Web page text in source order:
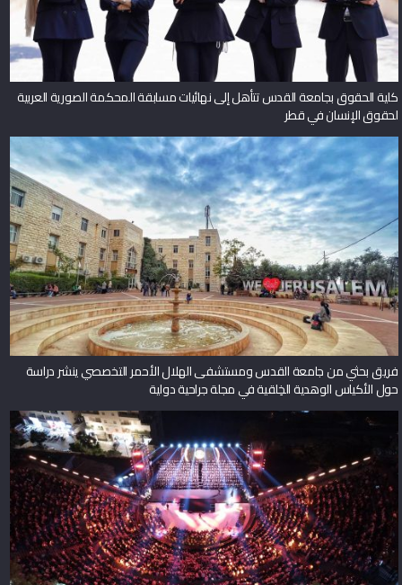
كلية الحقوق بجامعة القدس تتأهل إلى نهائيات مسابقة المحكمة الصورية العربية
لحقوق الإنسان في قطر
فريق بحثي من جامعة القدس ومستشفى الهلال الأحمر التخصصي ينشر دراسة
حول الأكياس الوهدية الخِلقية في مجلة جراحية دولية